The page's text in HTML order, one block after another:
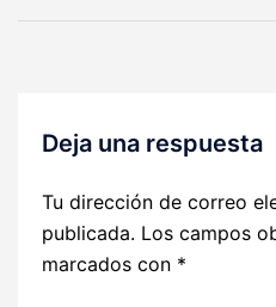
Deja una respuesta
Tu dirección de correo
publicada. Los campos
marcados con *